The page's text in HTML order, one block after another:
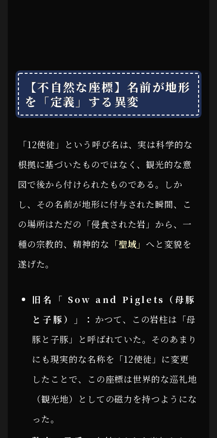
【不自然な座標】名前が地形
を「定義」する異変
「12使徒」という呼び名は、実は科学的な
根拠に基づいたものではなく、観光的な意
図で後から付けられたものである。しか
し、その名前が地形に付与された瞬間、こ
の場所はただの「侵食された岩」から、一
種の宗教的、精神的な 「聖域」 へと変貌を
遂げた。
旧名「 Sow and Piglets（母豚
と子豚）」： かつて、この岩柱は「母
豚と子豚」と呼ばれていた。そのあまり
にも現実的な名称を「12使徒」に変更
したことで、この座標は世界的な巡礼地
（観光地）としての磁力を持つようにな
った。